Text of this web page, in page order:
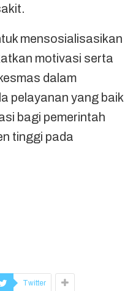
mensosialisasikan
motivasi serta
dalam
pelayanan yang baik
bagi pemerintah
tinggi pada
Twitter